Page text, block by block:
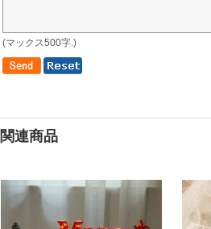
(マックス500字.)
関連商品